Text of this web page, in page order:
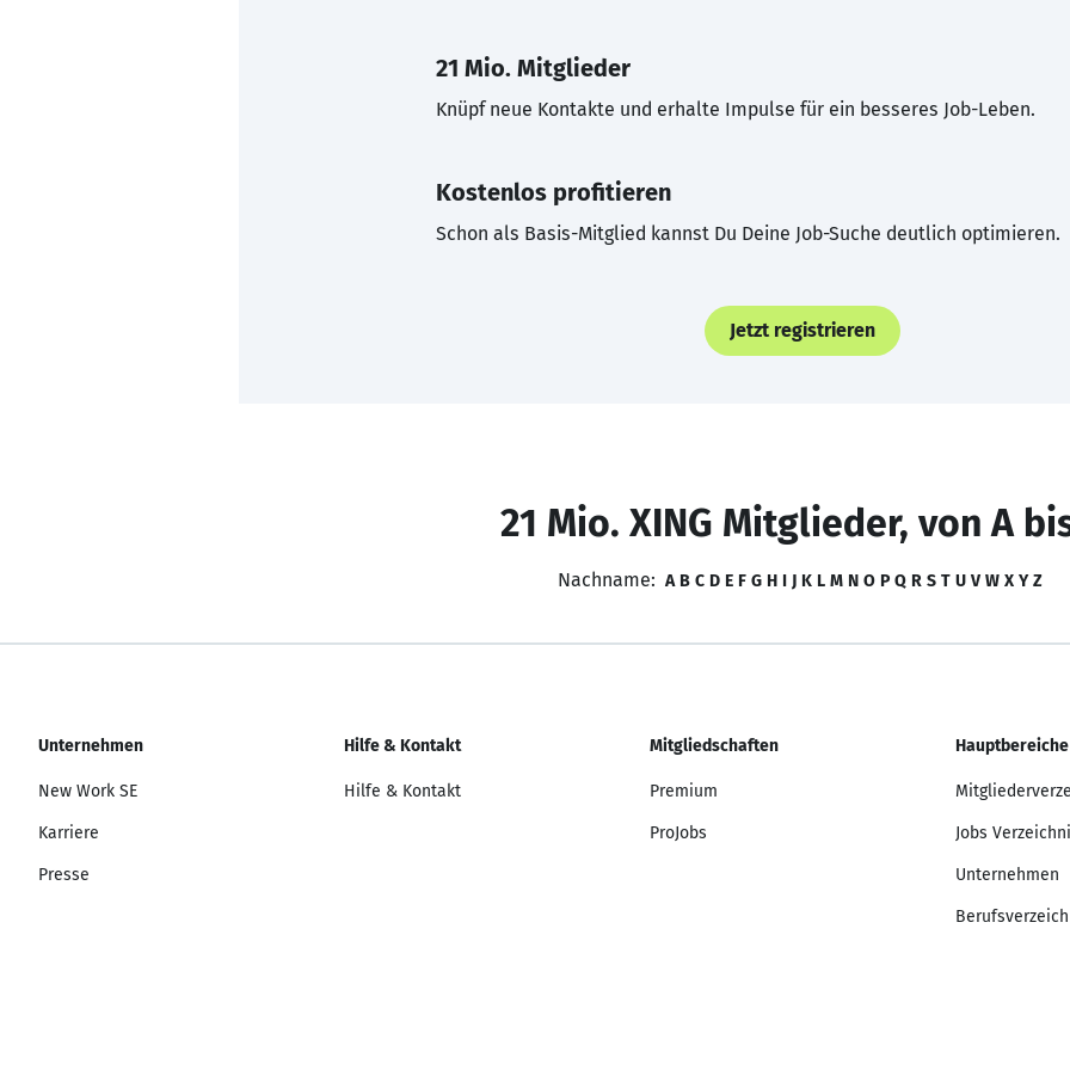
21 Mio. Mitglieder
Knüpf neue Kontakte und erhalte Impulse für ein besseres Job-Leben.
Kostenlos profitieren
Schon als Basis-Mitglied kannst Du Deine Job-Suche deutlich optimieren.
Jetzt registrieren
21 Mio. XING Mitglieder, von A
Nachname: A B C D E F G H I J K L M N O P Q R S T U V W X Y Z
Unternehmen
New Work SE
Karriere
Presse
Hilfe & Kontakt
Hilfe & Kontakt
Mitgliedschaften
Premium
ProJobs
Hauptbereiche
Jobs
Unternehmen